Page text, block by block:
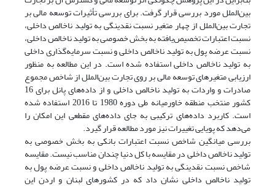
بین‌الملل مورد بررسی قرار گرفت. برای بررسی تأثیرات توسعه مالی بر
تجارت بین‌الملل از چهار متغیر نسبت نقدینگی به تولید ناخالص داخلی،
نسبت اعتبارات تخصیص‌یافته به بخش خصوصی به تولید ناخالص داخلی،
نسبت عرضه پول به تولید ناخالص داخلی و نسبت سرمایه‌گذاری داخلی
به تولید ناخالص داخلی استفاده شده است. در این مطالعه به منظور
ارزیابی متغیرهای توسعه مالی بر روی تجارت بین‌الملل از شاخص مجموع
صادرات و واردات به تولید ناخالص داخلی و از داده‌های پانل برای 16
کشور منتخب منطقه خاورمیانه طی دوره 1980 تا 2016 استفاده شده
است. کاربرد داده‌های ترکیبی به جای داده‌های مقطعی این امکان را
می‌دهد که پویایی تغییرات نیز مورد مطالعه قرار گیرد.
بررسی میانگین شاخص نسبت اعتبارات بانکی به بخش خصوصی به
تولید ناخالص داخلی در مقایسه با کل دنیا چندان مناسب نیست. مقایسه
شاخص نسبت نقدینگی به تولید ناخالص داخلی و نسبت عرضه پول به
تولید ناخالص داخلی نشان داد که در کشورهای لبنان و اردن این